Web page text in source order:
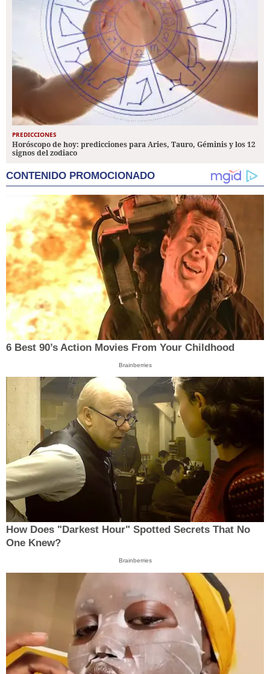
PREDICCIONES
Horóscopo de hoy: predicciones para Aries, Tauro, Géminis y los 12
signos del zodiaco
CONTENIDO PROMOCIONADO
6 Best 90’s Action Movies From Your Childhood
Brainberries
How Does "Darkest Hour" Spotted Secrets That No
One Knew?
Brainberries